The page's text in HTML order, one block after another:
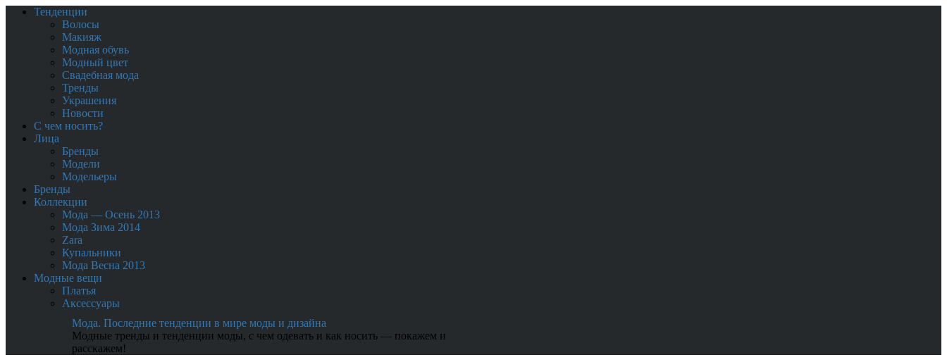
Тенденции
Волосы
Макияж
Модная обувь
Модный цвет
Свадебная мода
Тренды
Украшения
Новости
С чем носить?
Лица
Бренды
Модели
Модельеры
Бренды
Коллекции
Мода — Осень 2013
Мода Зима 2014
Zara
Купальники
Мода Весна 2013
Модные вещи
Платья
Аксессуары
Мода. Последние тенденции в мире моды и дизайна
Модные тренды и тенденции моды, с чем одевать и как носить — покажем и
расскажем!